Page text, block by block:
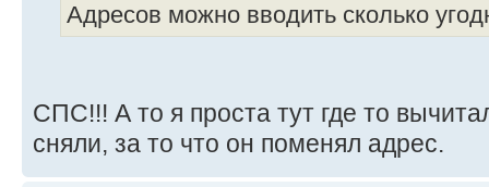
Адресов можно вводить сколько
СПС!!! А то я проста тут где то
сняли, за то что он поменял адрес.